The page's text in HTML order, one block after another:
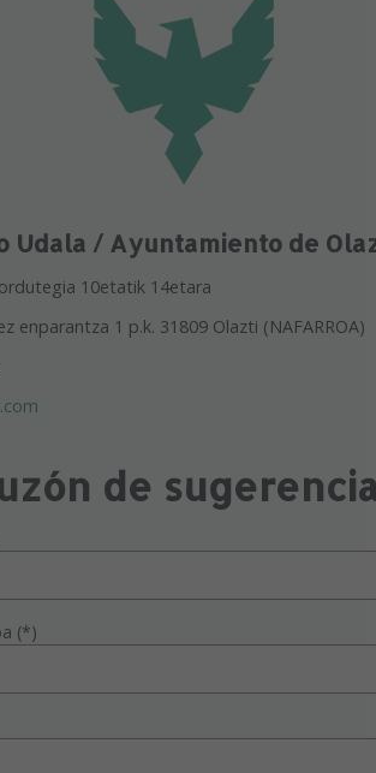
Udala / Ayuntamiento de
10etatik 14etara
enparantza 1 p.k. 31809 Olazti (NAFARROA)
de
(*)